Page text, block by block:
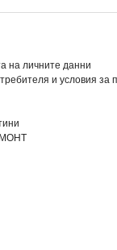
на личните данни
и условия за